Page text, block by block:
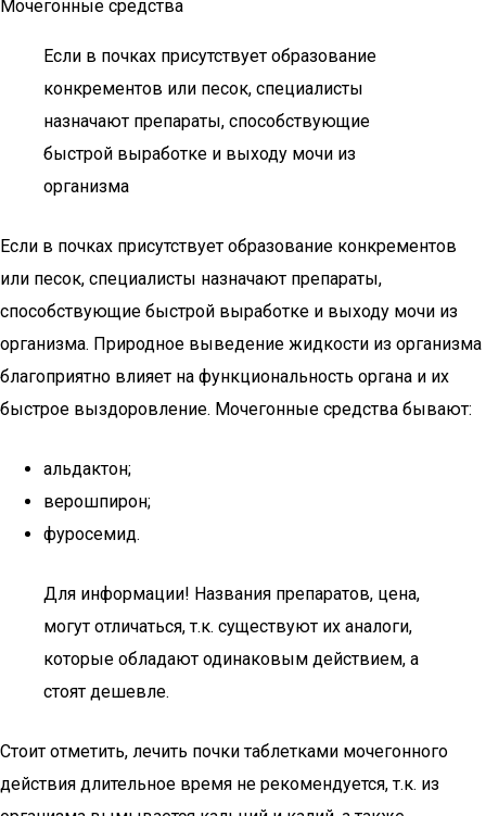
Мочегонные средства
Если в почках присутствует образование
конкрементов или песок, специалисты
назначают препараты, способствующие
быстрой выработке и выходу мочи из
организма
Если в почках присутствует образование конкрементов
или песок, специалисты назначают препараты,
способствующие быстрой выработке и выходу мочи из
организма. Природное выведение жидкости из организма
благоприятно влияет на функциональность органа и их
быстрое выздоровление. Мочегонные средства бывают:
альдактон;
верошпирон;
фуросемид.
Для информации! Названия препаратов, цена,
могут отличаться, т.к. существуют их аналоги,
которые обладают одинаковым действием, а
стоят дешевле.
Стоит отметить, лечить почки таблетками мочегонного
действия длительное время не рекомендуется, т.к. из